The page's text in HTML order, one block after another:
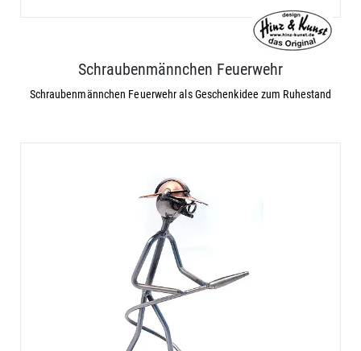
Schraubenmännchen Feuerwehr
Schraubenmännchen Feuerwehr als Geschenkidee zum Ruhestand